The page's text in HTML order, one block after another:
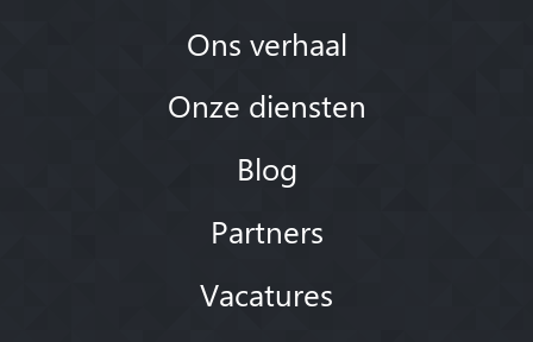
Ons verhaal
Onze diensten
Blog
Partners
Vacatures